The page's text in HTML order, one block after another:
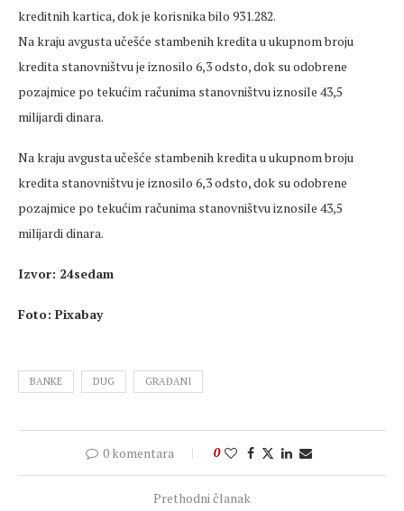
kreditnih kartica, dok je korisnika bilo 931.282.
Na kraju avgusta učešće stambenih kredita u ukupnom broju
kredita stanovništvu je iznosilo 6,3 odsto, dok su odobrene
pozajmice po tekućim računima stanovništvu iznosile 43,5
milijardi dinara.
Na kraju avgusta učešće stambenih kredita u ukupnom broju
kredita stanovništvu je iznosilo 6,3 odsto, dok su odobrene
pozajmice po tekućim računima stanovništvu iznosile 43,5
milijardi dinara.
Izvor: 24sedam
Foto: Pixabay
BANKE DUG GRAĐANI
0 komentara 0
Prethodni članak